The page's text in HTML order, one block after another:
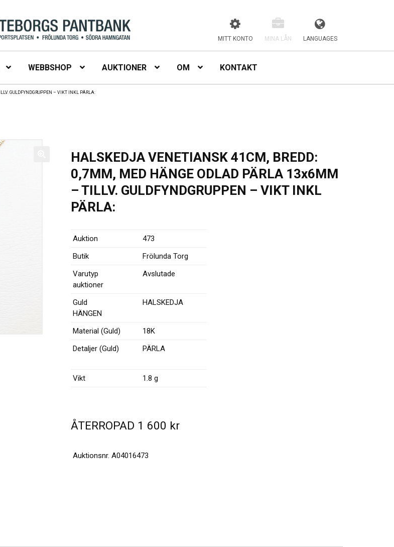
MITT KONTO MINA LÅN LANGUAGES
WEBBSHOP AUKTIONER OM KONTAKT
GULDFYNDGRUPPEN – VIKT INKL PÄRLA:
HALSKEDJA VENETIANSK 41CM, BREDD:
0,7MM, MED HÄNGE ODLAD PÄRLA 13x6MM
– TILLV. GULDFYNDGRUPPEN – VIKT INKL
PÄRLA:
Auktion
473
Butik
Frölunda Torg
Varutyp
Avslutade
auktioner
Guld
HALSKEDJA
HÄNGEN
Material (Guld)
18K
Detaljer (Guld)
PÄRLA
Vikt 1.8 g
ÅTERROPAD 1 600 kr
Auktionsnr. A04016473